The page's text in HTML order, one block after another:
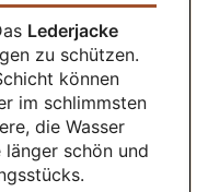
Lederjacke
zu schützen.
können
im schlimmsten
die Wasser
schön und